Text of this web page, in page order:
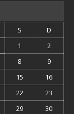
S
D
1
2
8
9
15
16
22
23
29
30